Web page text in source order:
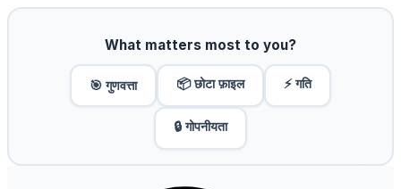
What matters most to you?
🎯 गुणवत्ता 📦 छोटा फ़ाइल ⚡ गति
🔒 गोपनीयता